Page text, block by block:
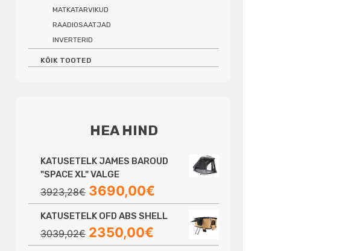
MATKATARVIKUD
RAADIOSAATJAD
INVERTERID
KÕIK TOOTED
HEA HIND
KATUSETELK JAMES BAROUD
"SPACE XL" VALGE
3923,28€ Algne
hind
oli:
3923,28€.
3690,00€Praegune
hind
on:
3690,00€.
KATUSETELK OFD ABS SHELL
3039,02€ Algne
hind
2350,00€Praegune
hind